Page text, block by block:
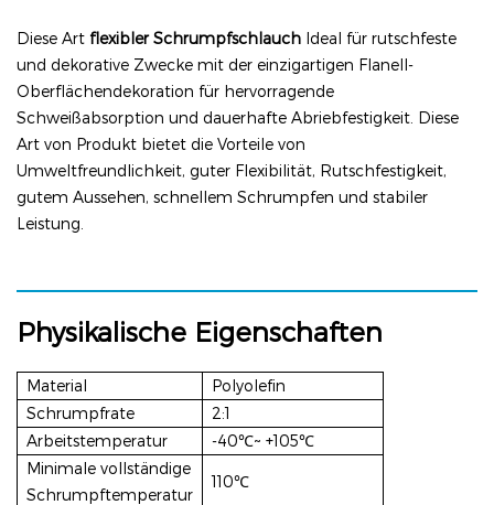
Diese Art flexibler Schrumpfschlauch Ideal für rutschfeste
und dekorative Zwecke mit der einzigartigen Flanell-
Oberflächendekoration für hervorragende
Schweißabsorption und dauerhafte Abriebfestigkeit. Diese
Art von Produkt bietet die Vorteile von
Umweltfreundlichkeit, guter Flexibilität, Rutschfestigkeit,
gutem Aussehen, schnellem Schrumpfen und stabiler
Leistung.
Physikalische Eigenschaften
Material
Polyolefin
Schrumpfrate
2:1
Arbeitstemperatur
-40℃~ +105℃
Minimale vollständige
Schrumpftemperatur
110℃